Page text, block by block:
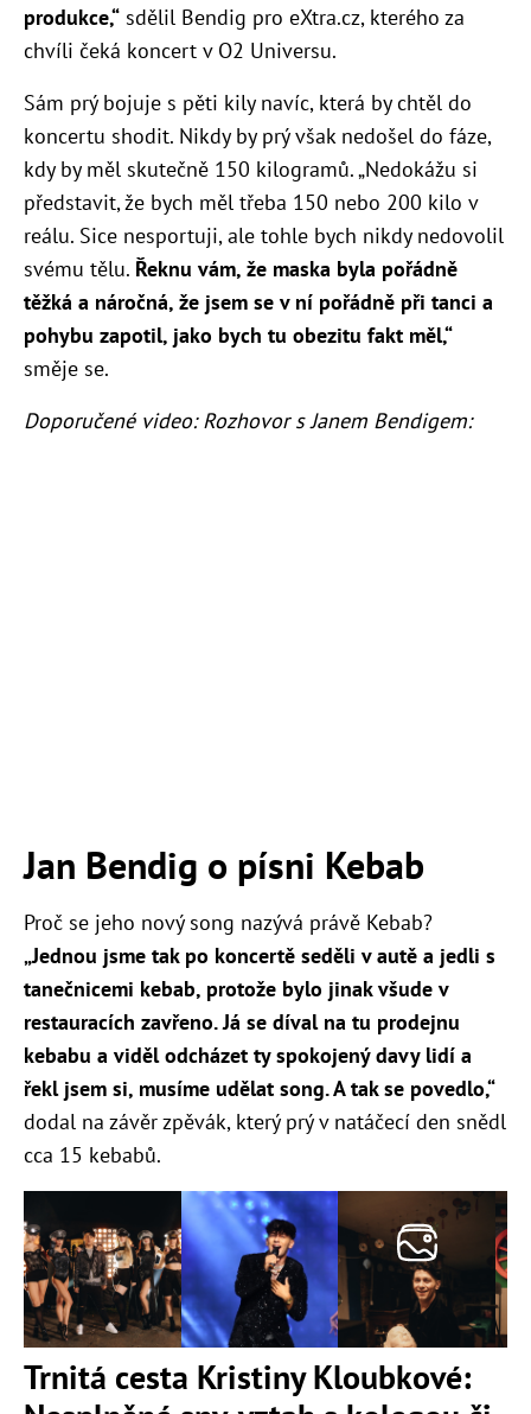
produkce,“ sdělil Bendig pro eXtra.cz, kterého za
chvíli čeká koncert v O2 Universu.
Sám prý bojuje s pěti kily navíc, která by chtěl do
koncertu shodit. Nikdy by prý však nedošel do fáze,
kdy by měl skutečně 150 kilogramů. „Nedokážu si
představit, že bych měl třeba 150 nebo 200 kilo v
reálu. Sice nesportuji, ale tohle bych nikdy nedovolil
svému tělu. Řeknu vám, že maska byla pořádně
těžká a náročná, že jsem se v ní pořádně při tanci a
pohybu zapotil, jako bych tu obezitu fakt měl,“
směje se.
Doporučené video: Rozhovor s Janem Bendigem:
Jan Bendig o písni Kebab
Proč se jeho nový song nazývá právě Kebab?
„Jednou jsme tak po koncertě seděli v autě a jedli s
tanečnicemi kebab, protože bylo jinak všude v
restauracích zavřeno. Já se díval na tu prodejnu
kebabu a viděl odcházet ty spokojený davy lidí a
řekl jsem si, musíme udělat song. A tak se povedlo,“
dodal na závěr zpěvák, který prý v natáčecí den snědl
cca 15 kebabů.
Trnitá cesta Kristiny Kloubkové: